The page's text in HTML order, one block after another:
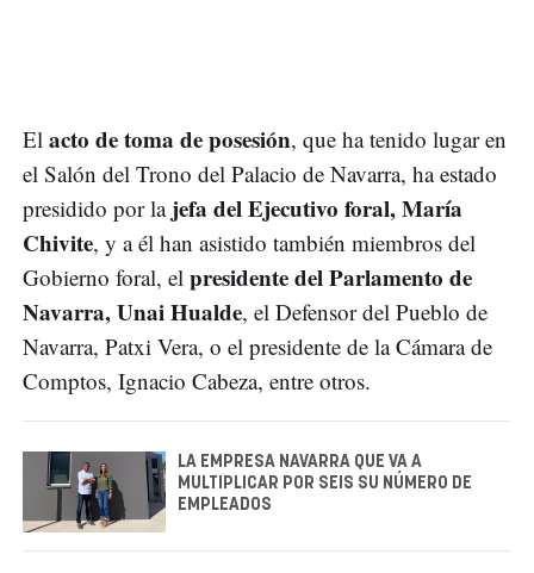
El acto de toma de posesión, que ha tenido lugar en
el Salón del Trono del Palacio de Navarra, ha estado
presidido por lajefa del Ejecutivo foral, María
Chivite, y a él han asistido también miembros del
Gobierno foral, el presidente del Parlamento de
Navarra, Unai Hualde, el Defensor del Pueblo de
Navarra, Patxi Vera, o el presidente de la Cámara de
Comptos, Ignacio Cabeza, entre otros.
LA EMPRESA NAVARRA QUE VA A
MULTIPLICAR POR SEIS SU NÚMERO DE
EMPLEADOS